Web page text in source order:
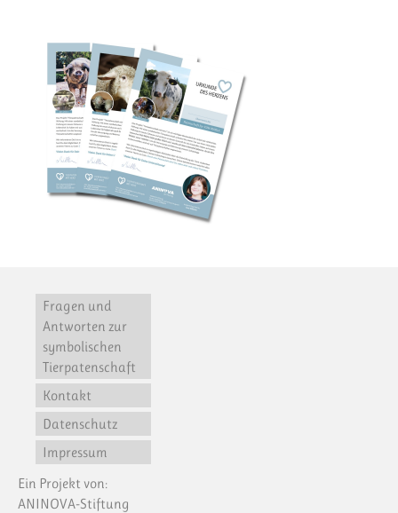
Fragen und
Antworten zur
symbolischen
Tierpatenschaft
Kontakt
Datenschutz
Impressum
Ein Projekt von:
ANINOVA-Stiftung